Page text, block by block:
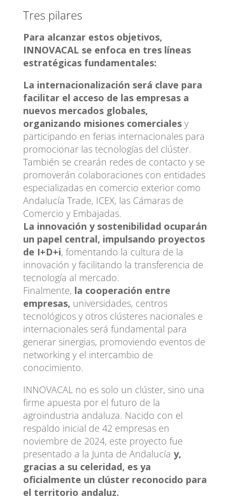
Tres pilares
Para alcanzar estos objetivos,
INNOVACAL se enfoca en tres líneas
estratégicas fundamentales:
La internacionalización será clave para
facilitar el acceso de las empresas a
nuevos mercados globales,
organizando misiones comerciales y
participando en ferias internacionales para
promocionar las tecnologías del clúster.
También se crearán redes de contacto y se
promoverán colaboraciones con entidades
especializadas en comercio exterior como
Andalucía Trade, ICEX, las Cámaras de
Comercio y Embajadas.
La innovación y sostenibilidad ocuparán
un papel central, impulsando proyectos
de I+D+i, fomentando la cultura de la
innovación y facilitando la transferencia de
tecnología al mercado.
Finalmente, la cooperación entre
empresas, universidades, centros
tecnológicos y otros clústeres nacionales e
internacionales será fundamental para
generar sinergias, promoviendo eventos de
networking y el intercambio de
conocimiento.
INNOVACAL no es solo un clúster, sino una
firme apuesta por el futuro de la
agroindustria andaluza. Nacido con el
respaldo inicial de 42 empresas en
noviembre de 2024, este proyecto fue
presentado a la Junta de Andalucía y,
gracias a su celeridad, es ya
oficialmente un clúster reconocido para
el territorio andaluz.